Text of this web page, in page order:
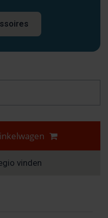
vinden